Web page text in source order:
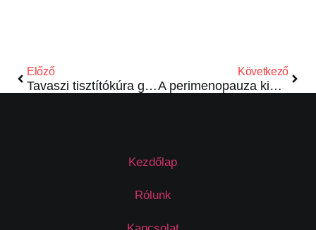
Előző
Tavaszi tisztítókúra gyógynövényei a húgyúti rendszer egészségéért
Következő
A perimenopauza kihívásai: Amikor a tünetek már működő ciklus mellett jelentkeznek
Kezdőlap
Rólunk